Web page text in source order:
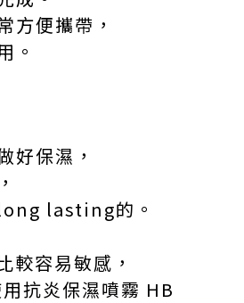
方便攜帶，
。
好保濕，
lasting的。
較容易敏感，
抗炎保濕噴霧 HB